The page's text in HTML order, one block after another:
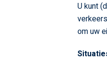
U kunt
om uw